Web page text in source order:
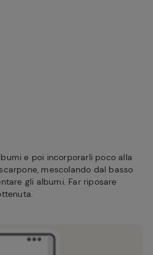
e poi incorporarli poco alla
mescolando dal basso
gli albumi. Far riposare